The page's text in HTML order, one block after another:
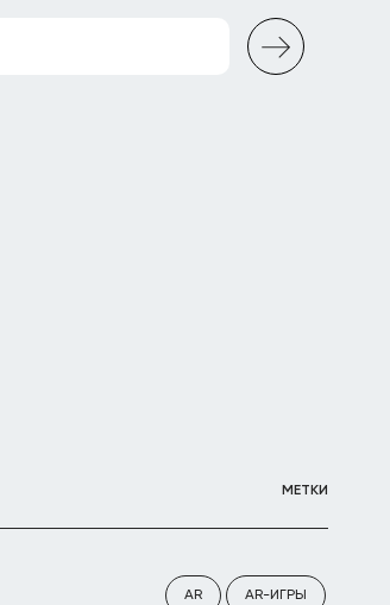
МЕТКИ
AR AR-ИГРЫ